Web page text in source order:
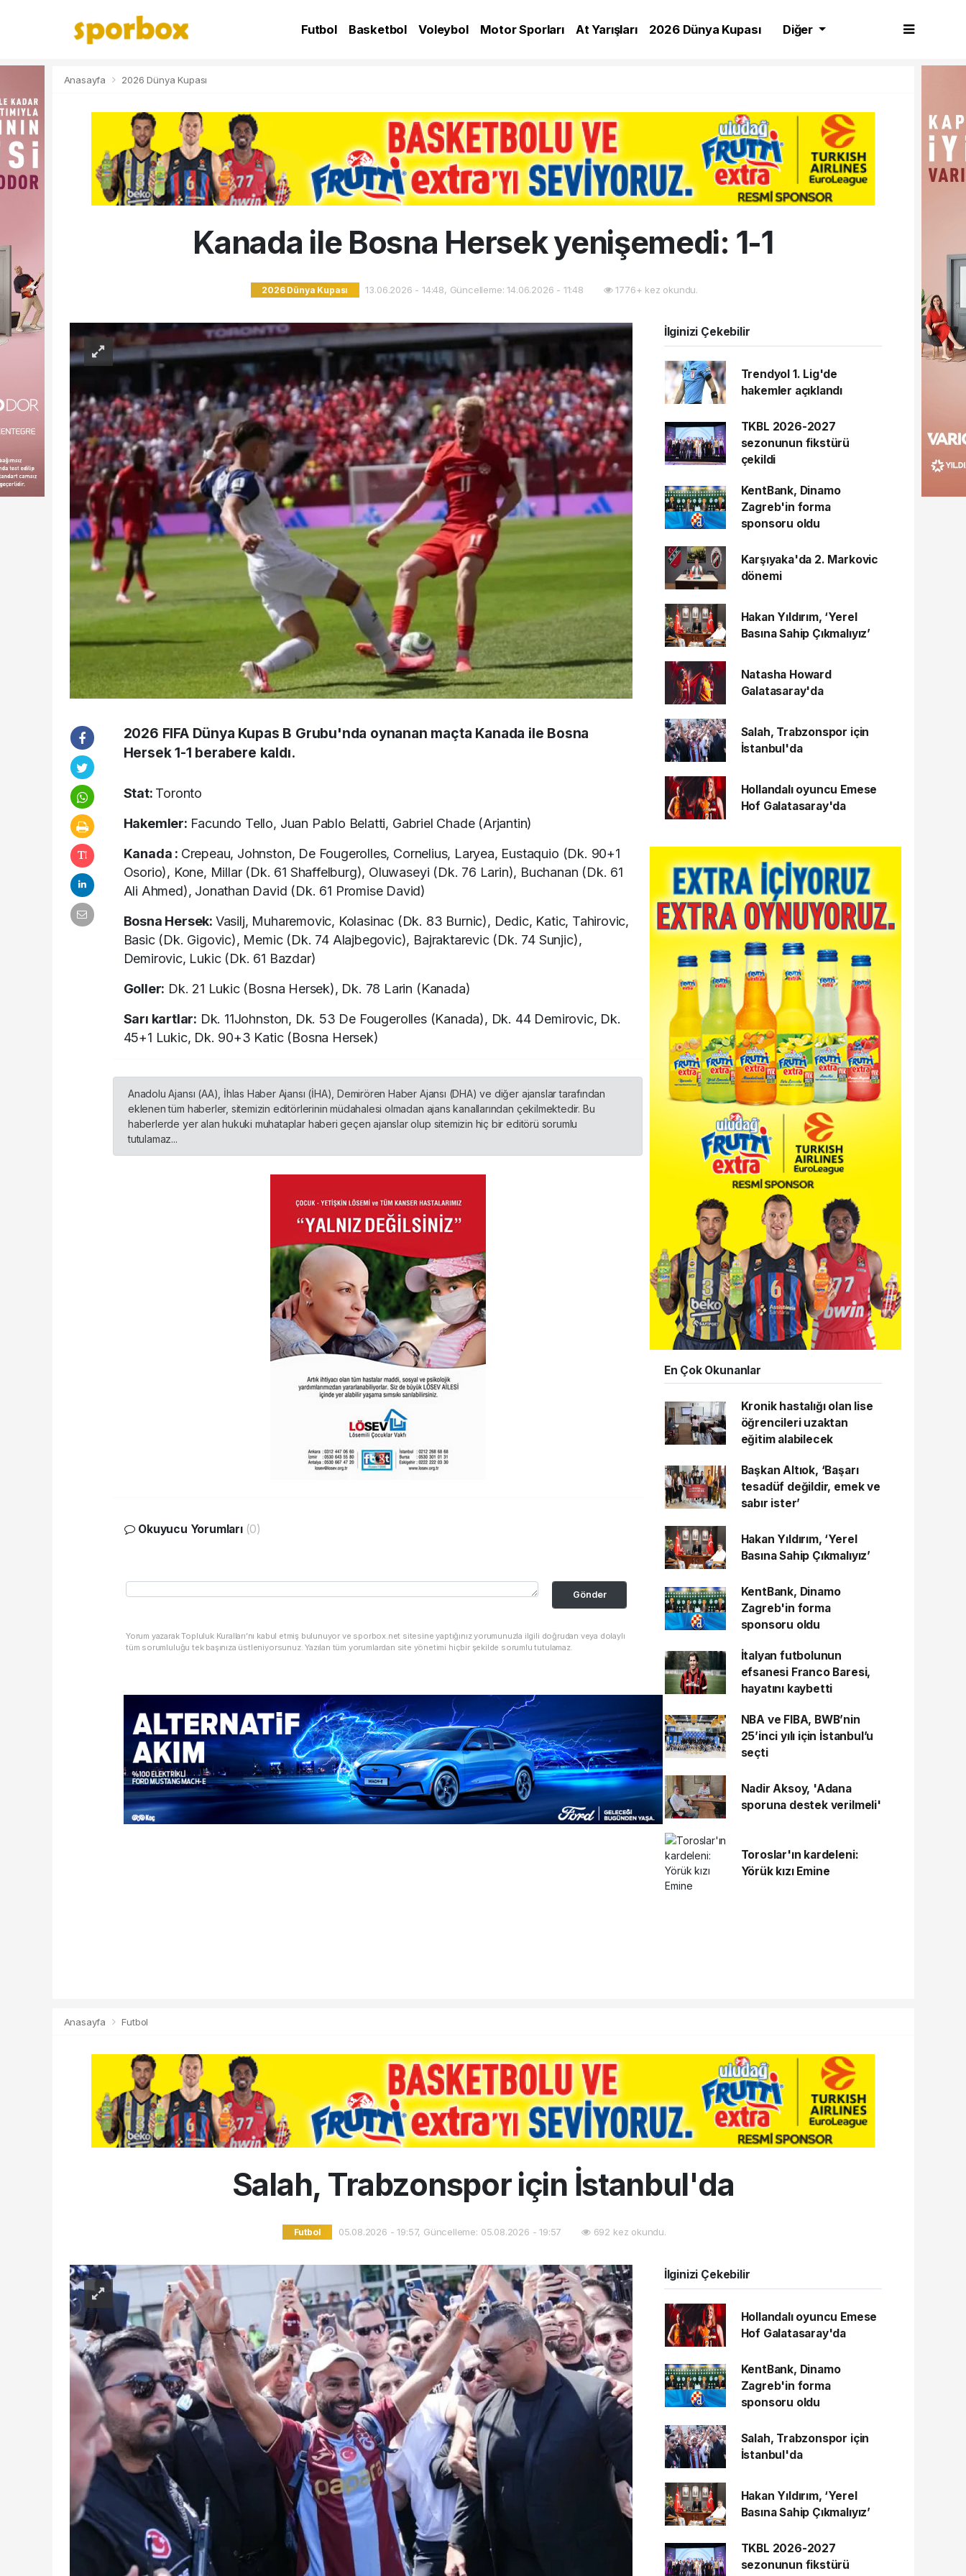
Futbol Basketbol Voleybol Motor Sporları At Yarışları
2026 Dünya Kupası
Diğer
Anasayfa 2026 Dünya Kupası
Kanada ile Bosna Hersek yenişemedi: 1-1
2026 Dünya Kupası 13.06.2026 - 14:48, Güncelleme: 14.06.2026 - 11:48 1776+ kez okundu.
2026 FIFA Dünya Kupas B Grubu'nda oynanan maçta Kanada ile Bosna
Hersek 1-1 berabere kaldı.
Stat: Toronto
Hakemler: Facundo Tello, Juan Pablo Belatti, Gabriel Chade (Arjantin)
Kanada : Crepeau, Johnston, De Fougerolles, Cornelius, Laryea, Eustaquio (Dk. 90+1
Osorio), Kone, Millar (Dk. 61 Shaffelburg), Oluwaseyi (Dk. 76 Larin), Buchanan (Dk. 61
Ali Ahmed), Jonathan David (Dk. 61 Promise David)
Bosna Hersek: Vasilj, Muharemovic, Kolasinac (Dk. 83 Burnic), Dedic, Katic, Tahirovic,
Basic (Dk. Gigovic), Memic (Dk. 74 Alajbegovic), Bajraktarevic (Dk. 74 Sunjic),
Demirovic, Lukic (Dk. 61 Bazdar)
Goller: Dk. 21 Lukic (Bosna Hersek), Dk. 78 Larin (Kanada)
Sarı kartlar: Dk. 11Johnston, Dk. 53 De Fougerolles (Kanada), Dk. 44 Demirovic, Dk.
45+1 Lukic, Dk. 90+3 Katic (Bosna Hersek)
Anadolu Ajansı (AA), İhlas Haber Ajansı (İHA), Demirören Haber Ajansı (DHA) ve diğer ajanslar tarafından
eklenen tüm haberler, sitemizin editörlerinin müdahalesi olmadan ajans kanallarından çekilmektedir. Bu
haberlerde yer alan hukuki muhataplar haberi geçen ajanslar olup sitemizin hiç bir editörü sorumlu
tutulamaz...
Okuyucu Yorumları (0)
Gönder
Yorum yazarak Topluluk Kuralları’nı kabul etmiş bulunuyor ve sporbox.net sitesine yaptığınız yorumunuzla ilgili doğrudan veya dolaylı
tüm sorumluluğu tek başınıza üstleniyorsunuz. Yazılan tüm yorumlardan site yönetimi hiçbir şekilde sorumlu tutulamaz.
İlginizi Çekebilir
Trendyol 1. Lig'de
hakemler açıklandı
TKBL 2026-2027
sezonunun fikstürü
çekildi
KentBank, Dinamo
Zagreb'in forma
sponsoru oldu
Karşıyaka'da 2. Markovic
dönemi
Hakan Yıldırım, ‘Yerel
Basına Sahip Çıkmalıyız’
Natasha Howard
Galatasaray'da
Salah, Trabzonspor için
İstanbul'da
Hollandalı oyuncu Emese
Hof Galatasaray'da
En Çok Okunanlar
Kronik hastalığı olan lise
öğrencileri uzaktan
eğitim alabilecek
Başkan Altıok, ‘Başarı
tesadüf değildir, emek ve
sabır ister’
Hakan Yıldırım, ‘Yerel
Basına Sahip Çıkmalıyız’
KentBank, Dinamo
Zagreb'in forma
sponsoru oldu
İtalyan futbolunun
efsanesi Franco Baresi,
hayatını kaybetti
NBA ve FIBA, BWB’nin
25’inci yılı için İstanbul’u
seçti
Nadir Aksoy, 'Adana
sporuna destek verilmeli'
Toroslar'ın kardeleni:
Yörük kızı Emine
Anasayfa Futbol
Salah, Trabzonspor için İstanbul'da
Futbol 05.08.2026 - 19:57, Güncelleme: 05.08.2026 - 19:57 692 kez okundu.
İlginizi Çekebilir
Hollandalı oyuncu Emese
Hof Galatasaray'da
KentBank, Dinamo
Zagreb'in forma
sponsoru oldu
Salah, Trabzonspor için
İstanbul'da
Hakan Yıldırım, ‘Yerel
Basına Sahip Çıkmalıyız’
TKBL 2026-2027
sezonunun fikstürü